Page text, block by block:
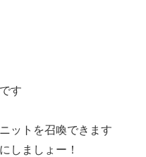
す
ットを召喚できます
しましょー！